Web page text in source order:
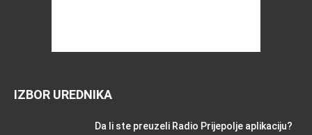
IZBOR UREDNIKA
Da li ste preuzeli Radio Prijepolje aplikaciju?